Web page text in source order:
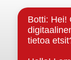
Strategiat,
sopimukset
Evästeet